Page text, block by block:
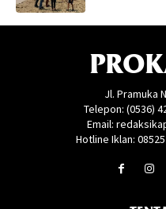
Jl. Pramuka
Telepon: (0536)
Email:
Hotline Iklan: